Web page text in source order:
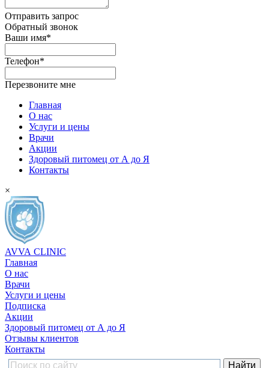
Отправить запрос
Обратный звонок
Ваши имя*
Телефон*
Перезвоните мне
Главная
О нас
Услуги и цены
Врачи
Акции
Здоровый питомец от А до Я
Контакты
×
AVVA CLINIC
Главная
О нас
Врачи
Услуги и цены
Подписка
Акции
Здоровый питомец от А до Я
Отзывы клиентов
Контакты